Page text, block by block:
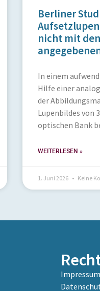
Berliner
nicht mit
In einem
Hilfe einer
der
Lupenbildes von
optischen Bank
WEITERLESEN »
1. Juni 2026 Keine
Impressum